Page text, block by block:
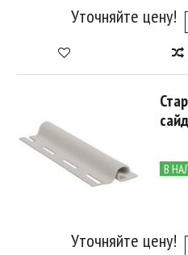
Уточняйте цену!
В
Уточняйте цену!